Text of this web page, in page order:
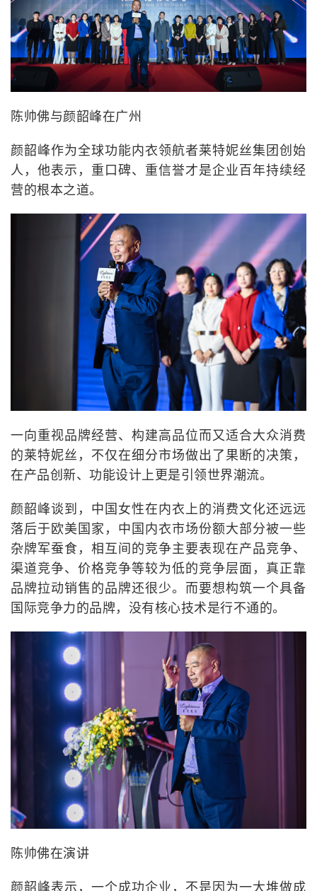
陈帅佛与颜韶峰在广州
颜韶峰作为全球功能内衣领航者莱特妮丝集团创始
人，他表示，重口碑、重信誉才是企业百年持续经
营的根本之道。
一向重视品牌经营、构建高品位而又适合大众消费
的莱特妮丝，不仅在细分市场做出了果断的决策，
在产品创新、功能设计上更是引领世界潮流。
颜韶峰谈到，中国女性在内衣上的消费文化还远远
落后于欧美国家，中国内衣市场份额大部分被一些
杂牌军蚕食，相互间的竞争主要表现在产品竞争、
渠道竞争、价格竞争等较为低的竞争层面，真正靠
品牌拉动销售的品牌还很少。而要想构筑一个具备
国际竞争力的品牌，没有核心技术是行不通的。
陈帅佛在演讲
颜韶峰表示，一个成功企业，不是因为一大堆做成